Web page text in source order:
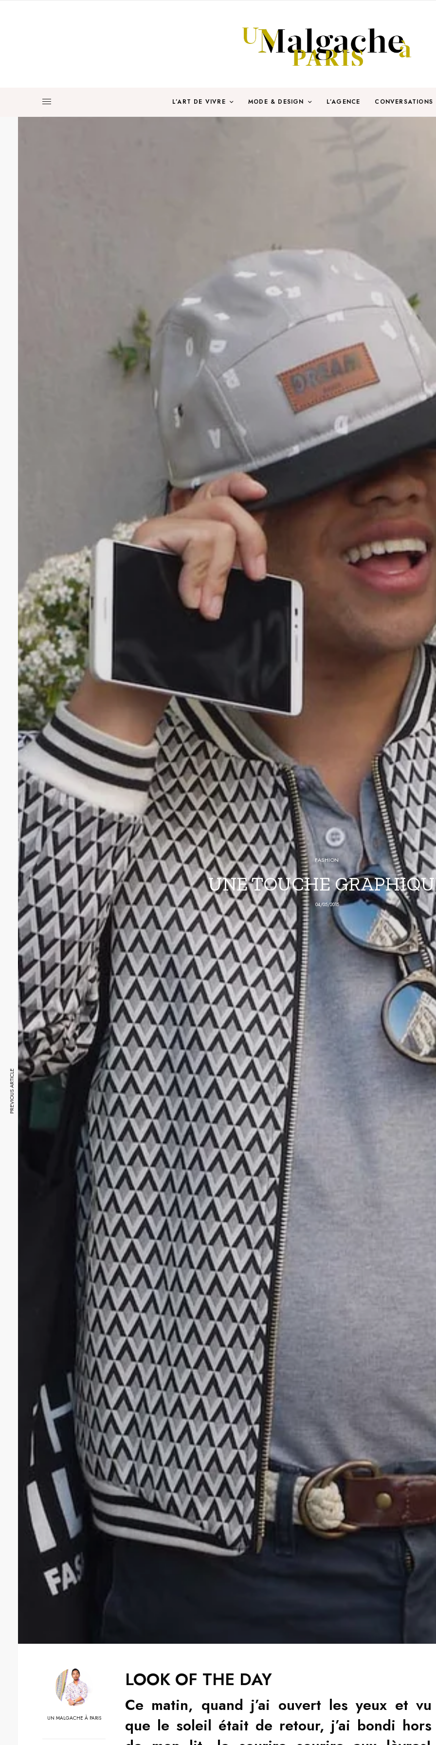
L’ART DE VIVRE MODE & DESIGN L’AGENCE CONVERSATIONS
FASHION
UNE TOUCHE
04/05/2015
UN MALGACHE À PARIS
LOOK OF THE DAY
Ce matin, quand j’ai ouvert les yeux et vu
que le soleil était de retour, j’ai bondi hors
PREVIOUS ARTICLE